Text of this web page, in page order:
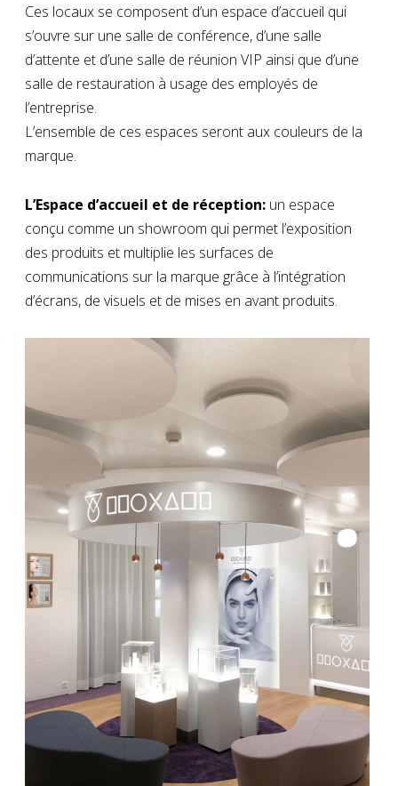
Ces locaux se composent d’un espace d’accueil qui
s’ouvre sur une salle de conférence, d’une salle
d’attente et d’une salle de réunion VIP ainsi que d’une
salle de restauration à usage des employés de
l’entreprise.
L’ensemble de ces espaces seront aux couleurs de la
marque.
L’Espace d’accueil et de réception: un espace
conçu comme un showroom qui permet l’exposition
des produits et multiplie les surfaces de
communications sur la marque grâce à l’intégration
d’écrans, de visuels et de mises en avant produits.